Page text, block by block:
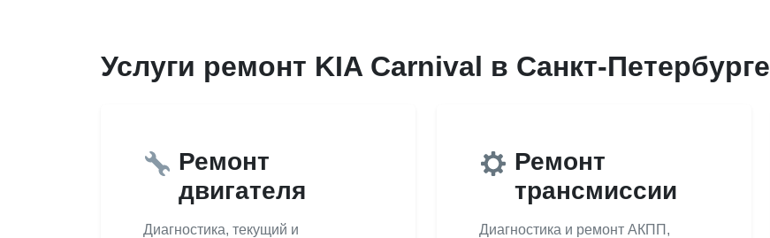
Услуги ремонт KIA Carnival в Санкт-Петербурге
Ремонт
двигателя
Диагностика, текущий и
Ремонт
трансмиссии
Диагностика и ремонт АКПП,